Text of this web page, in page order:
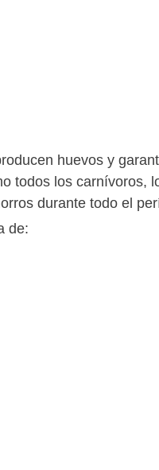
huevos y
todos los carnívoros,
durante todo el
de: